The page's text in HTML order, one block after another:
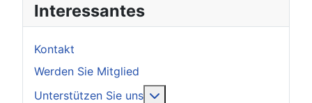
Interessantes
Kontakt
Werden Sie Mitglied
Unterstützen Sie uns